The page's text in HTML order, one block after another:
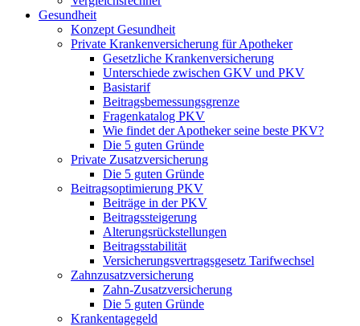
Gesundheit
Konzept Gesundheit
Private Krankenversicherung für Apotheker
Gesetzliche Krankenversicherung
Unterschiede zwischen GKV und PKV
Basistarif
Beitragsbemessungsgrenze
Fragenkatalog PKV
Wie findet der Apotheker seine beste PKV?
Die 5 guten Gründe
Private Zusatzversicherung
Die 5 guten Gründe
Beitragsoptimierung PKV
Beiträge in der PKV
Beitragssteigerung
Alterungsrückstellungen
Beitragsstabilität
Versicherungsvertragsgesetz Tarifwechsel
Zahnzusatzversicherung
Zahn-Zusatzversicherung
Die 5 guten Gründe
Krankentagegeld